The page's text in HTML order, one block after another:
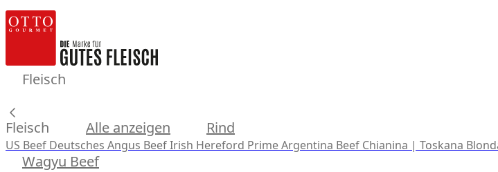
Fleisch
Fleisch Alle anzeigen Rind
US Beef Deutsches Angus BeefIrish Hereford PrimeArgentina Beef Chianina | Toskana
Wagyu Beef